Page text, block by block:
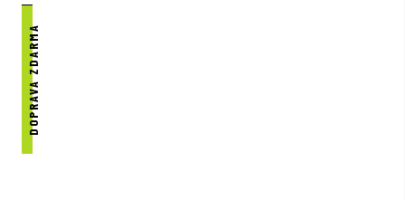
DOPRAVA ZDARMA